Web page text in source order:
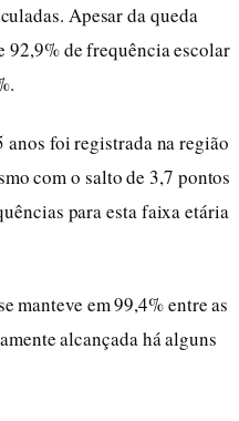
Apesar da queda
92,9% de frequência escolar
foi registrada na região
com o salto de 3,7 pontos
para esta faixa etária
manteve em 99,4% entre as
alcançada há alguns